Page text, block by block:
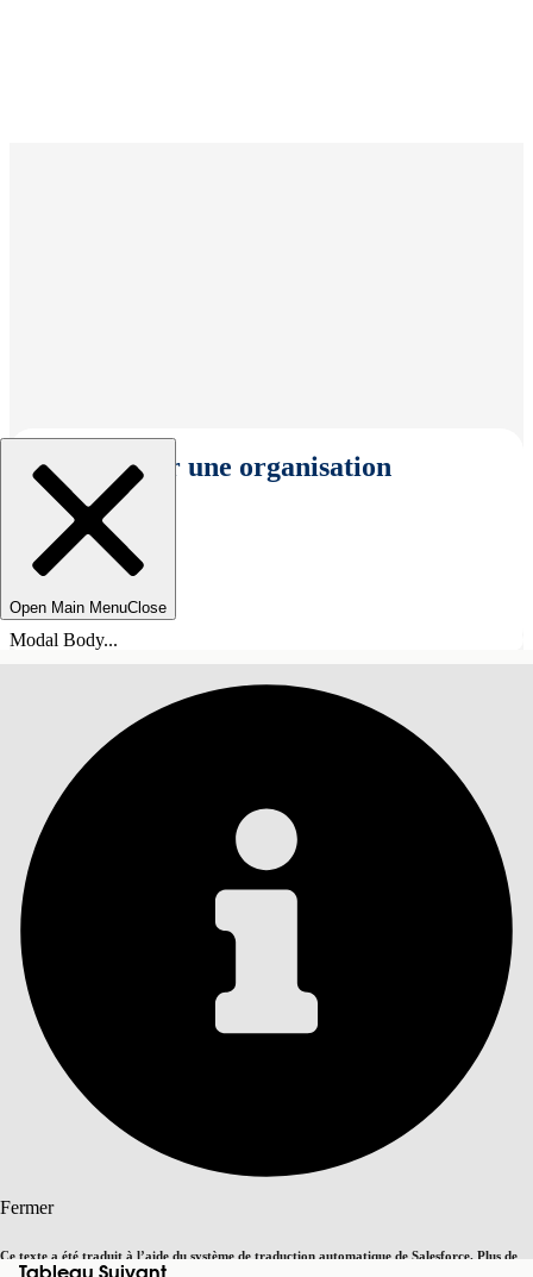
Sélectionner une organisation
Open Main MenuClose
Modal Body...
Fermer
Ce texte a été traduit à l’aide du système de traduction automatique de Salesforce. Plus de
Table des matières
TABLE DES MATIÈRES
Rechercher